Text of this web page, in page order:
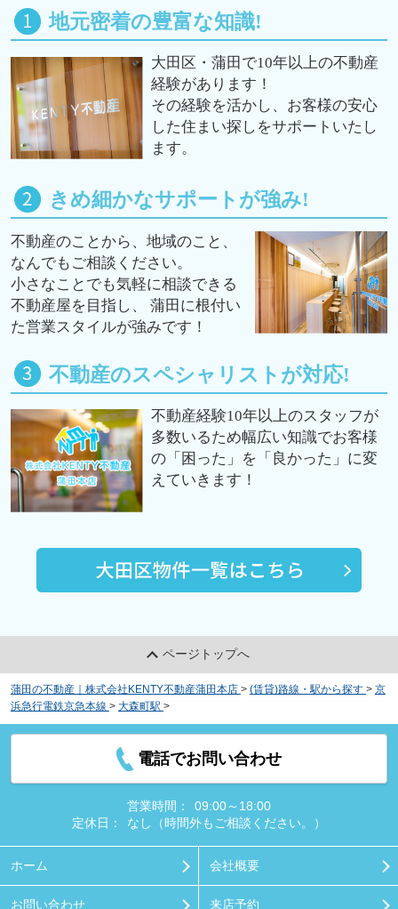
地元密着の豊富な知識!
大田区・蒲田で10年以上の不動産
経験があります！
その経験を活かし、お客様の安心
した住まい探しをサポートいたし
ます。
きめ細かなサポートが強み!
不動産のことから、地域のこと、
なんでもご相談ください。
小さなことでも気軽に相談できる
不動産屋を目指し、 蒲田に根付い
た営業スタイルが強みです！
不動産のスペシャリストが対応!
不動産経験10年以上のスタッフが
多数いるため幅広い知識でお客様
の「困った」を「良かった」に変
えていきます！
ページトップへ
蒲田の不動産｜株式会社KENTY不動産蒲田本店 > (賃貸)路線・駅から探す > 京
浜急行電鉄京急本線 > 大森町駅 >
電話でお問い合わせ
営業時間：
09:00～18:00
定休日：
なし（時間外もご相談ください。）
ホーム 会社概要
お問い合わせ 来店予約